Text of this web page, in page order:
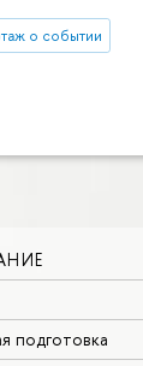
о событии
подготовка